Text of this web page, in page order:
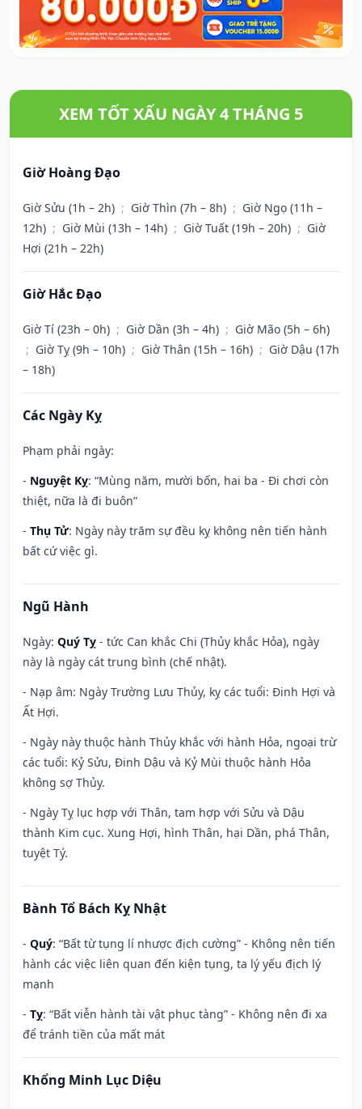
XEM TỐT XẤU NGÀY 4 THÁNG 5
Giờ Hoàng Đạo
Giờ Sửu (1h – 2h) ; Giờ Thìn (7h – 8h) ; Giờ Ngọ (11h –
12h) ; Giờ Mùi (13h – 14h) ; Giờ Tuất (19h – 20h) ; Giờ
Hợi (21h – 22h)
Giờ Hắc Đạo
Giờ Tí (23h – 0h) ; Giờ Dần (3h – 4h) ; Giờ Mão (5h – 6h)
; Giờ Tỵ (9h – 10h) ; Giờ Thân (15h – 16h) ; Giờ Dậu (17h
– 18h)
Các Ngày Kỵ
Phạm phải ngày:
- Nguyệt Kỵ: “Mùng năm, mười bốn, hai ba - Đi chơi còn
thiệt, nữa là đi buôn”
- Thụ Tử: Ngày này trăm sự đều kỵ không nên tiến hành
bất cứ việc gì.
Ngũ Hành
Ngày: Quý Tỵ - tức Can khắc Chi (Thủy khắc Hỏa), ngày
này là ngày cát trung bình (chế nhật).
- Nạp âm: Ngày Trường Lưu Thủy, kỵ các tuổi: Đinh Hợi và
Ất Hợi.
- Ngày này thuộc hành Thủy khắc với hành Hỏa, ngoại trừ
các tuổi: Kỷ Sửu, Đinh Dậu và Kỷ Mùi thuộc hành Hỏa
không sợ Thủy.
- Ngày Tỵ lục hợp với Thân, tam hợp với Sửu và Dậu
thành Kim cục. Xung Hợi, hình Thân, hại Dần, phá Thân,
tuyệt Tý.
Bành Tổ Bách Kỵ Nhật
- Quý: “Bất từ tụng lí nhược địch cường” - Không nên tiến
hành các việc liên quan đến kiện tụng, ta lý yếu địch lý
mạnh
- Tỵ: “Bất viễn hành tài vật phục tàng” - Không nên đi xa
để tránh tiền của mất mát
Khổng Minh Lục Diệu